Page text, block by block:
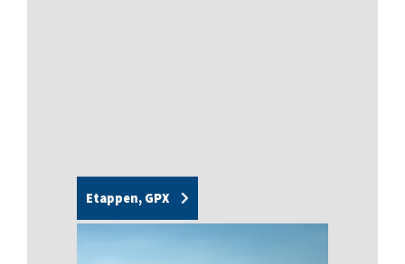
Etappen, GPX